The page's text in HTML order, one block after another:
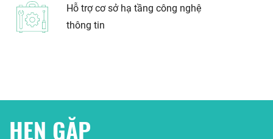
Hỗ trợ cơ sở hạ tầng công nghệ
thông tin
HẸN GẶP